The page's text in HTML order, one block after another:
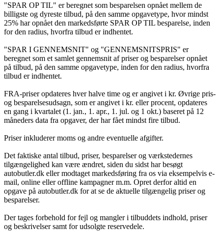
"SPAR OP TIL" er beregnet som besparelsen opnået mellem de
billigste og dyreste tilbud, på den samme opgavetype, hvor mindst
25% har opnået den markedsførte SPAR OP TIL besparelse, inden
for den radius, hvorfra tilbud er indhentet.
"SPAR I GENNEMSNIT" og "GENNEMSNITSPRIS" er
beregnet som et samlet gennemsnit af priser og besparelser opnået
på tilbud, på den samme opgavetype, inden for den radius, hvorfra
tilbud er indhentet.
FRA-priser opdateres hver halve time og er angivet i kr. Øvrige pris-
og besparelsesudsagn, som er angivet i kr. eller procent, opdateres
en gang i kvartalet (1. jan., 1. apr., 1. jul. og 1 okt.) baseret på 12
måneders data fra opgaver, der har fået mindst fire tilbud.
Priser inkluderer moms og andre eventuelle afgifter.
Det faktiske antal tilbud, priser, besparelser og værkstedernes
tilgængelighed kan være ændret, siden du sidst har besøgt
autobutler.dk eller modtaget markedsføring fra os via eksempelvis e-
mail, online eller offline kampagner m.m. Opret derfor altid en
opgave på autobutler.dk for at se de aktuelle tilgængelig priser og
besparelser.
Der tages forbehold for fejl og mangler i tilbuddets indhold, priser
og beskrivelser samt for udsolgte reservedele.